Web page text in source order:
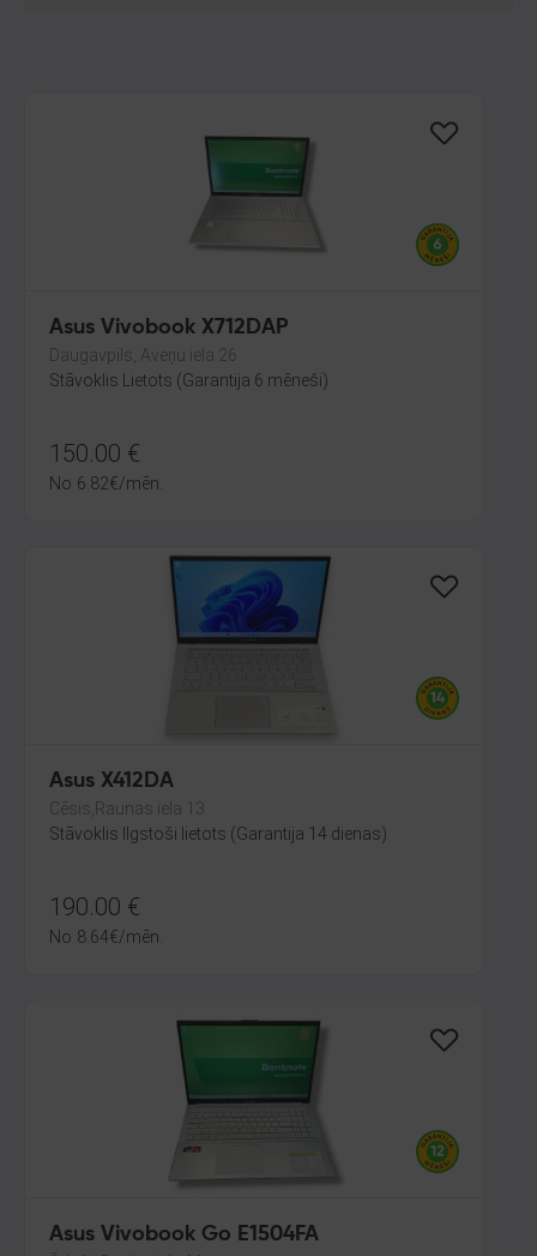
Asus Vivobook X712DAP
Daugavpils, Aveņu iela 26
Stāvoklis Lietots (Garantija 6 mēneši)
150.00 €
No 6.82€/mēn.
Asus X412DA
Cēsis,Raunas iela 13
Stāvoklis Ilgstoši lietots (Garantija 14 dienas)
190.00 €
No 8.64€/mēn.
Asus Vivobook Go E1504FA